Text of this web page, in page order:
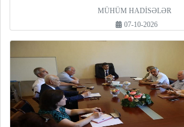
MÜHÜM HADİSƏLƏR
07-10-2026